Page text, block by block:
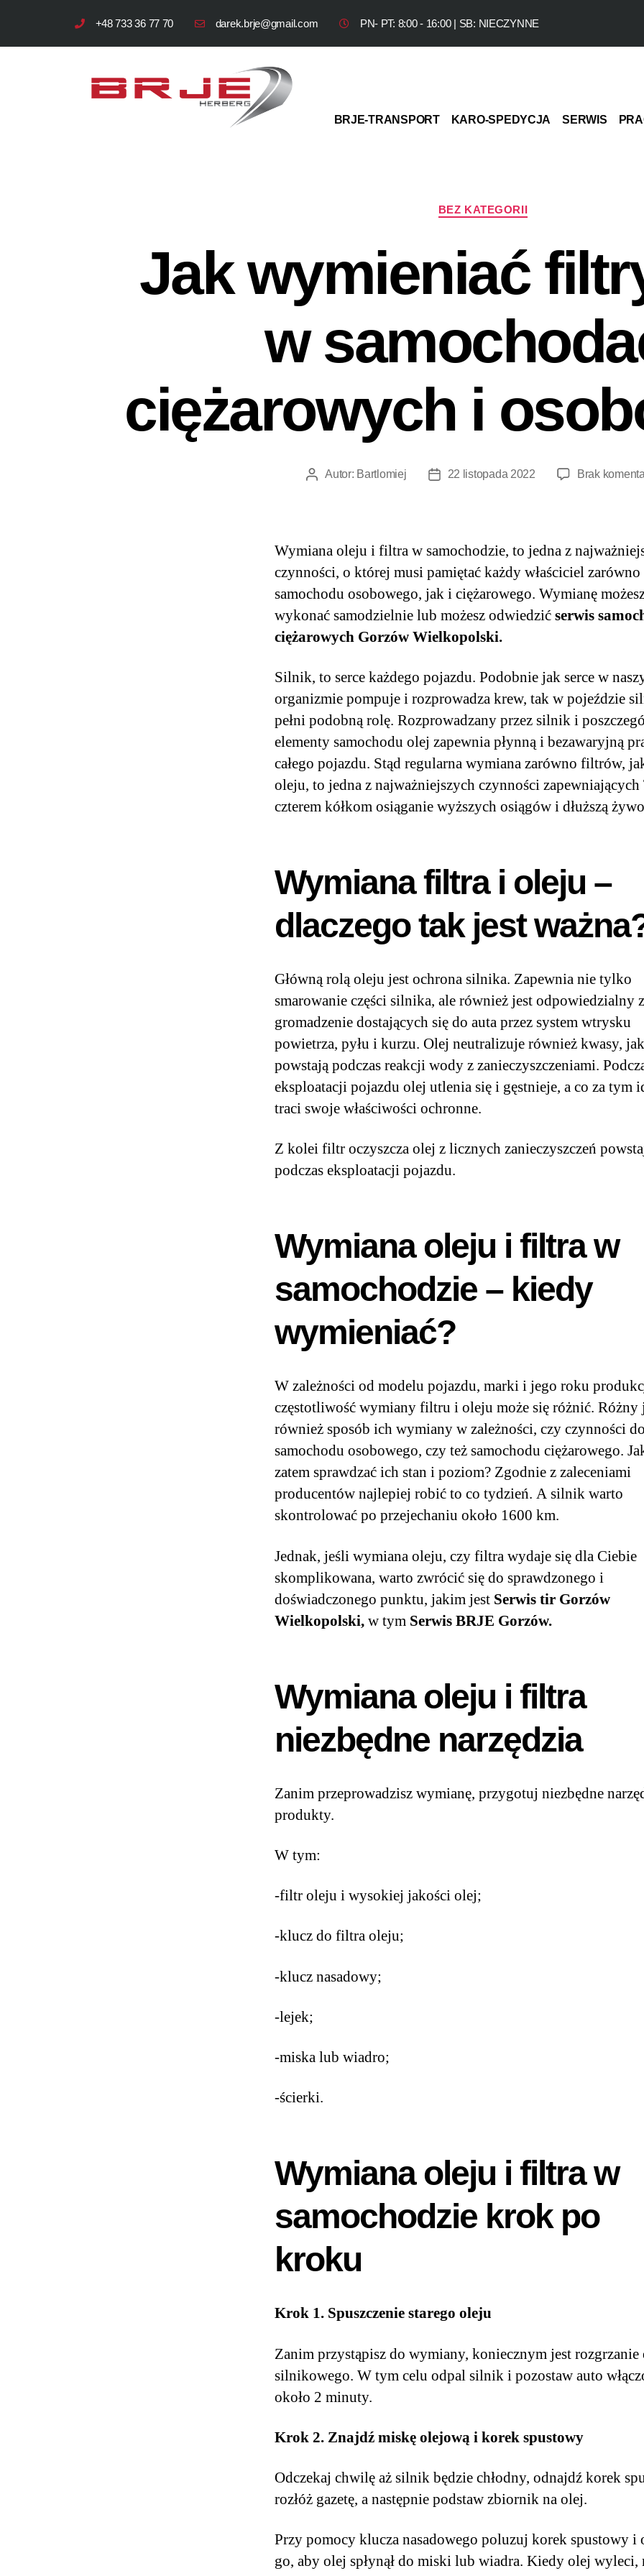
+48 733 36 77 70 darek.brje@gmail.com PN- PT: 8:00 - 16:00 | SB: NIECZYNNE
BRJE-TRANSPORT KARO-SPEDYCJA SERWIS
BEZ KATEGORII
Jak wymieniać
w
ciężarowych i
Autor: Bartlomiej 22 listopada 2022 Brak
Wymiana oleju i filtra w samochodzie, to jedna z
czynności, o której musi pamiętać każdy właściciel zarówno
samochodu osobowego, jak i ciężarowego. Wymianę
wykonać samodzielnie lub możesz odwiedzićserwis
ciężarowych Gorzów Wielkopolski.
Silnik, to serce każdego pojazdu. Podobnie jak serce w
organizmie pompuje i rozprowadza krew, tak w pojeździe
pełni podobną rolę. Rozprowadzany przez silnik i
elementy samochodu olej zapewnia płynną i bezawaryjną
całego pojazdu. Stąd regularna wymiana zarówno filtrów,
oleju, to jedna z najważniejszych czynności
czterem kółkom osiąganie wyższych osiągów i dłuższą
Wymiana filtra i oleju –
dlaczego tak jest
Główną rolą oleju jest ochrona silnika. Zapewnia nie tylko
smarowanie części silnika, ale również jest odpowiedzialny
gromadzenie dostających się do auta przez system wtrysku
powietrza, pyłu i kurzu. Olej neutralizuje również kwasy,
powstają podczas reakcji wody z zanieczyszczeniami.
eksploatacji pojazdu olej utlenia się i gęstnieje, a co za tym
traci swoje właściwości ochronne.
Z kolei filtr oczyszcza olej z licznych zanieczyszczeń
podczas eksploatacji pojazdu.
Wymiana oleju i filtra w
samochodzie – kiedy
wymieniać?
W zależności od modelu pojazdu, marki i jego roku
częstotliwość wymiany filtru i oleju może się różnić. Różny
również sposób ich wymiany w zależności, czy czynności
samochodu osobowego, czy też samochodu ciężarowego.
zatem sprawdzać ich stan i poziom? Zgodnie z zaleceniami
producentów najlepiej robić to co tydzień. A silnik warto
skontrolować po przejechaniu około 1600 km.
Jednak, jeśli wymiana oleju, czy filtra wydaje się dla Ciebie
skomplikowana, warto zwrócić się do sprawdzonego i
doświadczonego punktu, jakim jest Serwis tir Gorzów
Wielkopolski,w tym Serwis BRJE Gorzów.
Wymiana oleju i filtra
niezbędne narzędzia
Zanim przeprowadzisz wymianę, przygotuj niezbędne
produkty.
W tym:
-filtr oleju i wysokiej jakości olej;
-klucz do filtra oleju;
-klucz nasadowy;
-lejek;
-miska lub wiadro;
-ścierki.
Wymiana oleju i filtra w
samochodzie krok po
kroku
Krok 1. Spuszczenie starego oleju
Zanim przystąpisz do wymiany, koniecznym jest rozgrzanie
silnikowego. W tym celu odpal silnik i pozostaw auto
około 2 minuty.
Krok 2. Znajdź miskę olejową i korek spustowy
Odczekaj chwilę aż silnik będzie chłodny, odnajdź korek
rozłóż gazetę, a następnie podstaw zbiornik na olej.
Przy pomocy klucza nasadowego poluzuj korek spustowy i
go, aby olej spłynął do miski lub wiadra. Kiedy olej wyleci,